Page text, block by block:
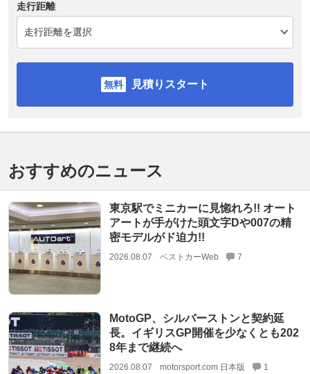
走行距離
見積りスタート
おすすめのニュース
東京駅でミニカーに見惚れろ!! オート
アートが手がけた頭文字Dや007の精
密モデルがド迫力!!
2026.08.07 ベストカーWeb 7
MotoGP、シルバーストンと契約延
長。イギリスGP開催を少なくとも202
8年まで継続へ
2026.08.07 motorsport.com 日本版 1